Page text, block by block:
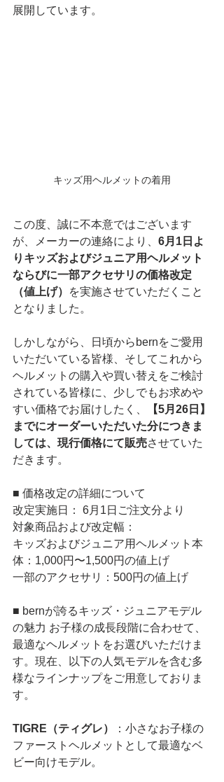
展開しています。
キッズ用ヘルメットの着用
この度、誠に不本意ではございます
が、メーカーの連絡により、 6月1日よ
りキッズおよびジュニア用ヘルメット
ならびに一部アクセサリの価格改定
（値上げ）
を実施させていただくこと
となりました。
しかしながら、日頃からbernをご愛用
いただいている皆様、そしてこれから
ヘルメットの購入や買い替えをご検討
されている皆様に、少しでもお求めや
すい価格でお届けしたく、
【5月26日】
までにオーダーいただいた分につきま
しては、現行価格にて販売させていた
だきます。
■ 価格改定の詳細について
改定実施日： 6月1日ご注文分より
対象商品および改定幅：
キッズおよびジュニア用ヘルメット本
体：1,000円〜1,500円の値上げ
一部のアクセサリ：500円の値上げ
■ bernが誇るキッズ・ジュニアモデル
の魅力 お子様の成長段階に合わせて、
最適なヘルメットをお選びいただけま
す。現在、以下の人気モデルを含む多
様なラインナップをご用意しておりま
す。
TIGRE（ティグレ）
：小さなお子様の
ファーストヘルメットとして最適なベ
ビー向けモデル。